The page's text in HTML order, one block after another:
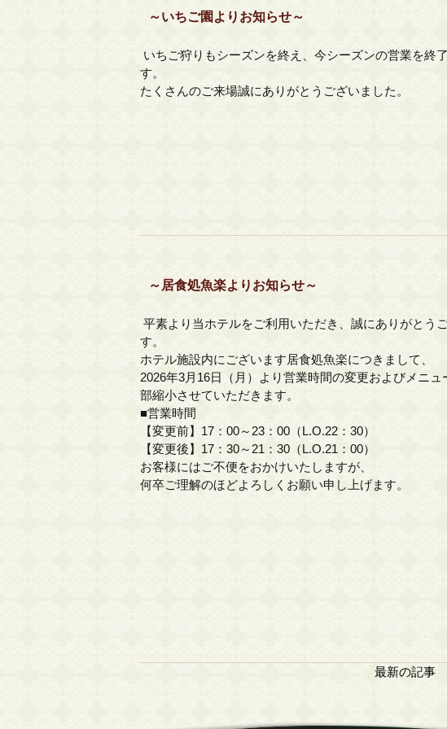
～いちご園よりお知らせ～
いちご狩りもシーズンを終え、今シーズンの営業を終
す。
たくさんのご来場誠にありがとうございました。
～居食処魚楽よりお知らせ～
平素より当ホテルをご利用いただき、誠にありがとう
す。
ホテル施設内にございます居食処魚楽につきまして、
2026年3月16日（月）より営業時間の変更およびメニュ
部縮小させていただきます。
■営業時間
【変更前】17：00～23：00（L.O.22：30）
【変更後】17：30～21：30（L.O.21：00）
お客様にはご不便をおかけいたしますが、
何卒ご理解のほどよろしくお願い申し上げます。
最新の記事